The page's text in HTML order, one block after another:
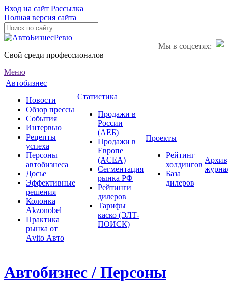
Вход на сайт Рассылка
Полная версия сайта
Мы в соцсетях:
Свой среди профессионалов
Меню
Автобизнес
Новости
Обзор прессы
События
Интервью
Рецепты
успеха
Персоны
автобизнеса
Досье
Эффективные
решения
Колонка
Akzonobel
Практика
рынка от
Аvito Авто
Статистика
Продажи в
России
(АЕБ)
Продажи в
Европе
(ACEA)
Сегментация
рынка РФ
Рейтинги
дилеров
Тарифы
каско (ЭЛТ-
ПОИСК)
Проекты
Рейтинг
холдингов
База
дилеров
Архив
Автобизнес / Персоны